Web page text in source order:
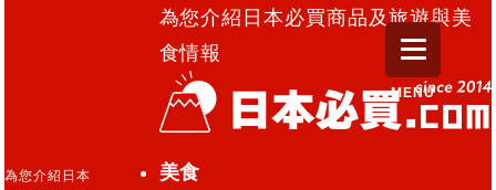
為您介紹日本
為您介紹日本必買商品及旅遊與美
食情報
美食
MENU